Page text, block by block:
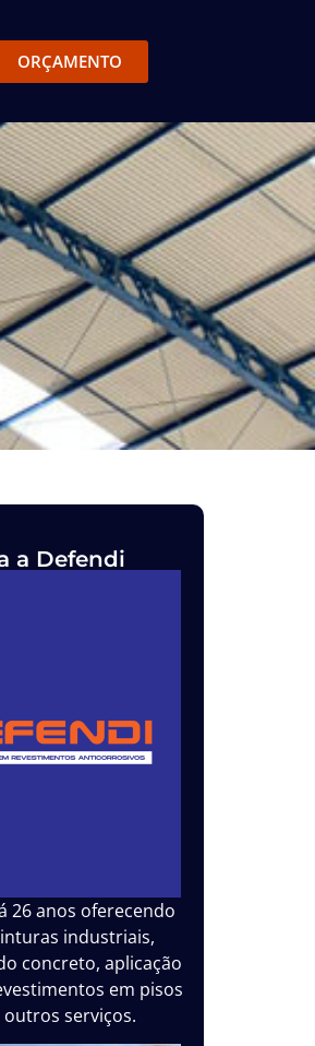
ORÇAMENTO
a Defendi
26 anos oferecendo
industriais,
concreto, aplicação
em pisos
serviços.